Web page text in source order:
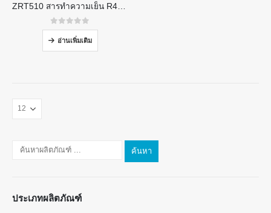
0จาก 5
อ่านเพิ่มเติม
ค้นหา
ประเภทผลิตภัณฑ์
ติดต่อเรา
: No.299 Jinsuo Road, National High-Tech Zone, Zhengzhou
Whatsapp -8618595618735